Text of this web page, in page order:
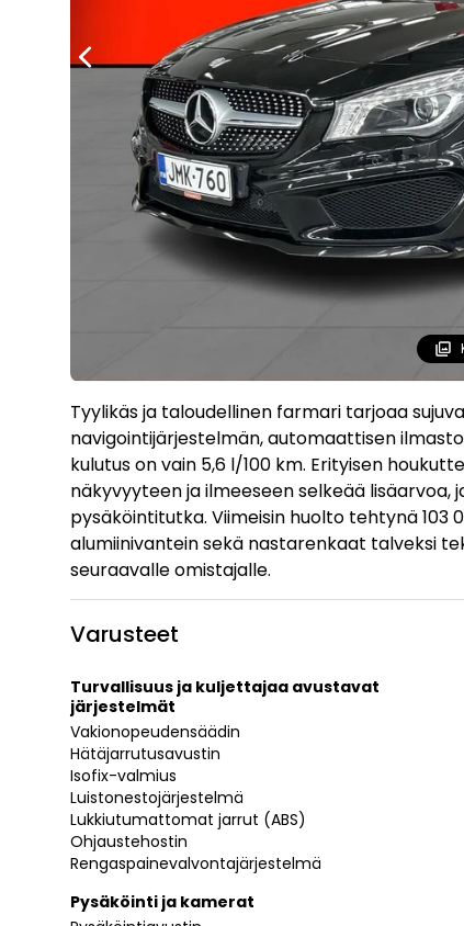
Tyylikäs ja taloudellinen farmari tarjoaa
navigointijärjestelmän, automaattisen
kulutus on vain 5,6 l/100 km. Erityisen
näkyvyyteen ja ilmeeseen selkeää
pysäköintitutka. Viimeisin huolto tehtynä
alumiinivantein sekä nastarenkaat talveksi
seuraavalle omistajalle.
Varusteet
Turvallisuus ja kuljettajaa avustavat
järjestelmät
Vakionopeudensäädin
Hätäjarrutusavustin
Isofix-valmius
Luistonestojärjestelmä
Lukkiutumattomat jarrut (ABS)
Ohjaustehostin
Rengaspainevalvontajärjestelmä
Pysäköinti ja kamerat